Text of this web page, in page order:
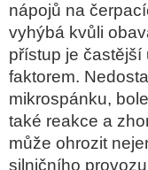
nápojů na čerpac
vyhýbá kvůli obav
přístup je častější
faktorem.
mikrospánku,
také reakce a
může ohrozit
silničního